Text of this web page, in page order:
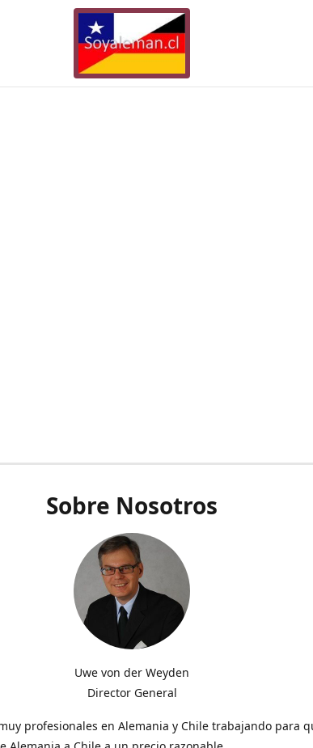
Sobre Nosotros
Uwe von der Weyden
Director General
profesionales en Alemania y Chile trabajando para